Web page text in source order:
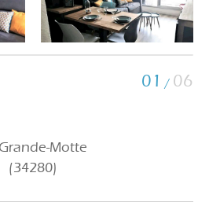
01 / 06
Motte
(34280)